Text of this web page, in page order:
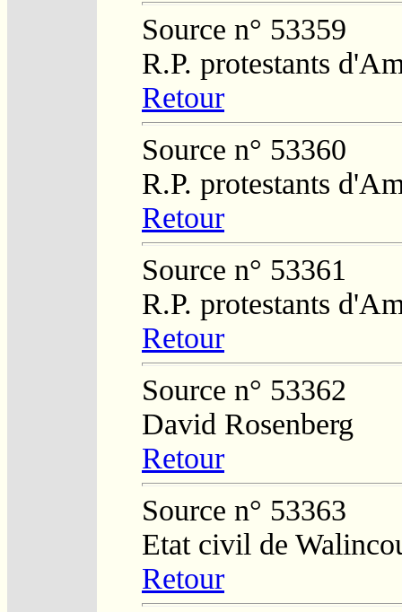
Source n° 53359
R.P. protestants
Retour
Source n° 53360
R.P. protestants
Retour
Source n° 53361
R.P. protestants
Retour
Source n° 53362
David Rosenberg
Retour
Source n° 53363
Etat civil de
Retour